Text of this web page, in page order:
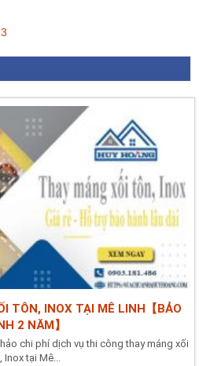
TÔN, INOX TẠI MÊ LINH【BẢO
2 NĂM】
chi phí dịch vụ thi công thay máng xối
Inox tại Mê...